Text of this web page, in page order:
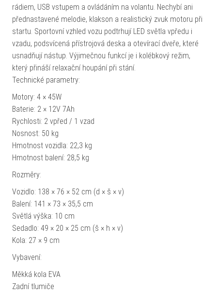
rádiem, USB vstupem a ovládáním na volantu. Nechybí ani
přednastavené melodie, klakson a realistický zvuk motoru při
startu. Sportovní vzhled vozu podtrhují LED světla vpředu i
vzadu, podsvícená přístrojová deska a otevírací dveře, které
usnadňují nástup. Výjimečnou funkcí je i kolébkový režim,
který přináší relaxační houpání při stání.
Technické parametry:
Motory: 4 × 45W
Baterie: 2 × 12V 7Ah
Rychlosti: 2 vpřed / 1 vzad
Nosnost: 50 kg
Hmotnost vozidla: 22,3 kg
Hmotnost balení: 28,5 kg
Rozměry:
Vozidlo: 138 × 76 × 52 cm (d × š × v)
Balení: 141 × 73 × 35,5 cm
Světlá výška: 10 cm
Sedadlo: 49 × 20 × 25 cm (š × h × v)
Kola: 27 × 9 cm
Vybavení:
Měkká kola EVA
Zadní tlumiče